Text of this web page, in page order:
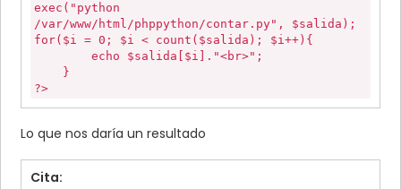
exec("python
/var/www/html/phppython/contar.py", $salida);
for($i = 0; $i < count($salida); $i++){
echo $salida[$i]."<br>";
}
?>
Lo que nos daría un resultado
Cita: